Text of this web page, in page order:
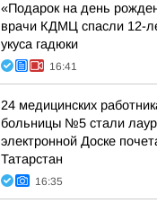
«Подарок на день
врачи КДМЦ спасли 12-
укуса гадюки
16:41
24 медицинских
больницы №5 стали
электронной Доске
Татарстан
16:35